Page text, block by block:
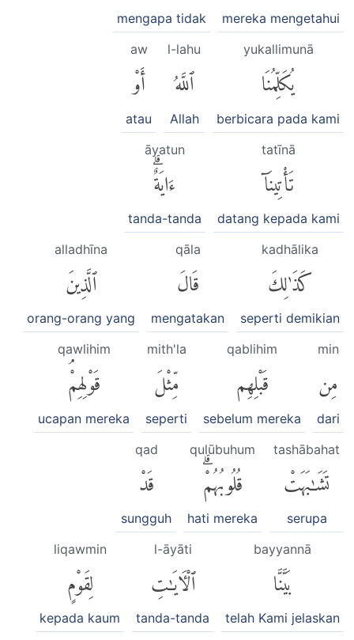
mereka mengetahui
mengapa tidak
yukallimunā
يُكَلِّمُنَا
berbicara pada kami
l-lahu
ٱللَّهُ
Allah
aw
أَوْ
atau
tatīnā
تَأْتِينَآ
datang kepada kami
āyatun
ءَايَةٌۗ
tanda-tanda
kadhālika
كَذَٰلِكَ
seperti demikian
qāla
قَالَ
mengatakan
alladhīna
ٱلَّذِينَ
orang-orang yang
min
مِن
dari
qablihim
قَبْلِهِم
sebelum mereka
mith'la
مِّثْلَ
seperti
qawlihim
قَوْلِهِمْۘ
ucapan mereka
tashābahat
تَشَٰبَهَتْ
serupa
qulūbuhum
قُلُوبُهُمْۗ
hati mereka
qad
قَدْ
sungguh
bayyannā
بَيَّنَّا
telah Kami jelaskan
l-āyāti
ٱلْءَايَٰتِ
tanda-tanda
liqawmin
لِقَوْمٍ
kepada kaum